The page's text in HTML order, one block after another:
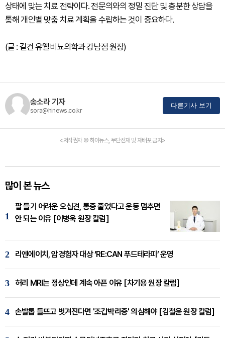
상태에 맞는 치료 전략이다. 전문의와의 정밀 진단 및 충분한 상담을
통해 개인별 맞춤 치료 계획을 수립하는 것이 중요하다.
(글 : 길건 유웰비뇨의학과 강남점 원장)
송소라 기자
sora@hinews.co.kr
다른기사 보기
<저작권자 © 하이뉴스, 무단전재 및 재배포 금지>
많이 본 뉴스
1
팔 들기 어려운 오십견, 통증 줄었다고 운동 멈추면
안 되는 이유 [이병욱 원장 칼럼]
2 리엔에이치, 암경험자 대상 ‘RE:CAN 푸드테라피’ 운영
3 허리 MRI는 정상인데 계속 아픈 이유 [차기용 원장 칼럼]
4 손발톱 들뜨고 벗겨진다면 '조갑박리증' 의심해야 [김철윤 원장 칼럼]